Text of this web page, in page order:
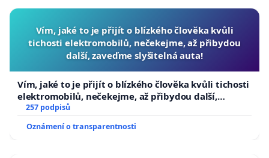
Vím, jaké to je přijít o blízkého člověka kvůli
tichosti elektromobilů, nečekejme, až přibydou
další, zaveďme slyšitelná auta!
Vím, jaké to je přijít o blízkého člověka kvůli tichosti
elektromobilů, nečekejme, až přibydou další,
zaveďme slyšitelná auta!
257 podpisů
Oznámení o transparentnosti